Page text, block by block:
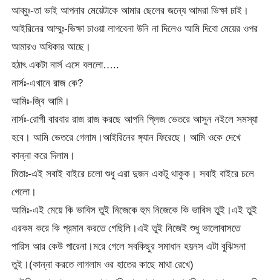
আব্বুঃ-তা ভাই আপনার মেয়েটাকে আমার ছেলের জন্যে আমরা ভিক্ষা চাই।
আইরিনের আম্মুঃ-ভিক্ষা চাওয়া লাগবেনা উনি না দিলেও আমি দিবো মেয়ের ওপর
আমারও অধিকার আছে।
হঠাৎ একটা নার্স এসে বললো…..
নার্সঃ-এখানে রাজ কে?
আমিঃ-জ্বি আমি।
নার্সঃ-রোগী বারবার রাজ রাজ করছে আপনি প্লিজ ভেতরে আসুন নইলে সমস্যা
হবে। আমি ভেতরে গেলাম।আইরিনের ঙ্গ্যান ফিরেছে। আমি ওকে দেখে
কান্না করে দিলাম।
মিতাঃ-এই সবাই বাইরে চলো শুধু এরা দুজন একটু থাকুক। সবাই বাইরে চলে
গেলো।
আমিঃ-এই মেয়ে কি ভাবিস তুই নিজেকে হুম নিজেকে কি ভাবিস তুই।এই তুই
এরকম করে কি প্রমান করতে গেছিলি।এই তুই নিজেই শুধু ভালোবাসতে
পারিস আর কেউ পারেনা।মরে গেলে সবকিছুর সমাধান হয়নস এটা বুঝিসনা
তুই।(কান্না করতে লাগলাম ওর হাতের কাছে মাথা রেখে)